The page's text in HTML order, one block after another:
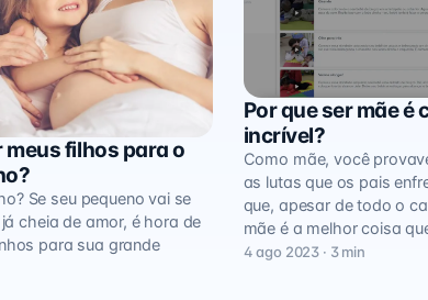
filhos para o
Se seu pequeno vai se
cheia de amor, é hora de
para sua grande
Minha Família
Por que ser mãe é
incrível?
Como mãe, você
as lutas que os pais
que, apesar de todo o
mãe é a melhor coisa
4 ago 2023 · 3 min